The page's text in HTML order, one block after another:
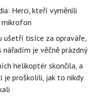
Herci, kteří vyměnili
mikrofon
ušetří tisíce za opraváře,
je věčně prázdný
helikoptér skončila, a
je proškolili, jak to nikdy